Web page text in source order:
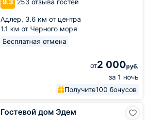
9.3 253 отзыва гостей
Адлер, 3.6 км от центра
1.1 км от Черного моря
Бесплатная отмена
от2 000руб.
за 1 ночь
Получите100 бонусов
Гостевой дом Эдем